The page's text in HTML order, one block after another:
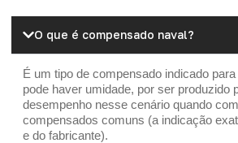
O que é compensado naval?
É um tipo de compensado indicado
pode haver umidade, por ser produzido
desempenho nesse cenário quando
compensados comuns (a indicação
e do fabricante).